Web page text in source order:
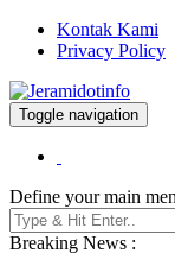
Kontak Kami
Privacy Policy
Berita dan Informasi
Toggle navigation
Define your main
Breaking News :